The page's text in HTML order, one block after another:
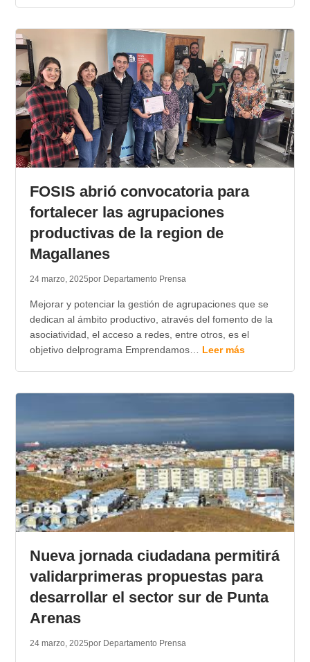
FOSIS abrió convocatoria para
fortalecer las agrupaciones
productivas de la region de
Magallanes
24 marzo, 2025por Departamento Prensa
Mejorar y potenciar la gestión de agrupaciones que se
dedican al ámbito productivo, através del fomento de la
asociatividad, el acceso a redes, entre otros, es el
objetivo delprograma Emprendamos… Leer más
Nueva jornada ciudadana permitirá
validarprimeras propuestas para
desarrollar el sector sur de Punta
Arenas
24 marzo, 2025por Departamento Prensa